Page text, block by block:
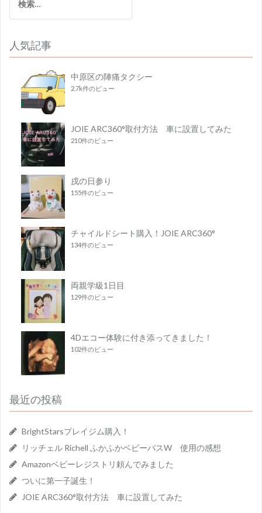
索:
人気記事
中原区の陣痛タクシー
2.7k件のビュー
JOIE ARC360°取付方法 車に設置してみた
210件のビュー
戌の日参り
155件のビュー
チャイルドシート購入！JOIE ARC360°
134件のビュー
両親学級1日目
129件のビュー
4Dエコー体験に付き添ってきました！
102件のビュー
最近の投稿
BrightStarsプレイジム購入！
リッチェル Richell ふかふかベビーバスW 使用の感想
Amazonベビーレジストリ頼んでみました
ついに第一子誕生！
JOIE ARC360°取付方法 車に設置してみた